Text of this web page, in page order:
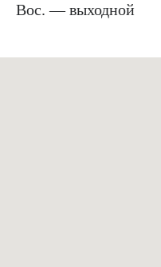
Вос. — выходной